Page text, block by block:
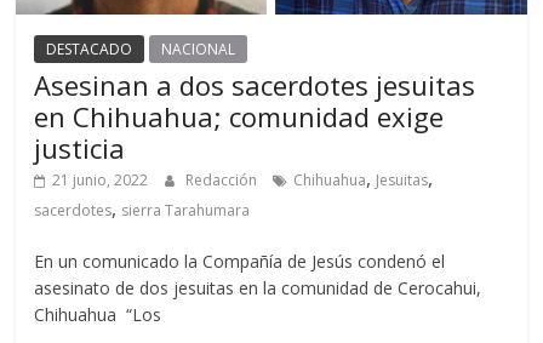
DESTACADO NACIONAL
Asesinan a dos sacerdotes jesuitas
en Chihuahua; comunidad exige
justicia
21 junio, 2022 Redacción Chihuahua, Jesuitas,
sacerdotes, sierra Tarahumara
En un comunicado la Compañía de Jesús condenó el
asesinato de dos jesuitas en la comunidad de Cerocahui,
Chihuahua “Los